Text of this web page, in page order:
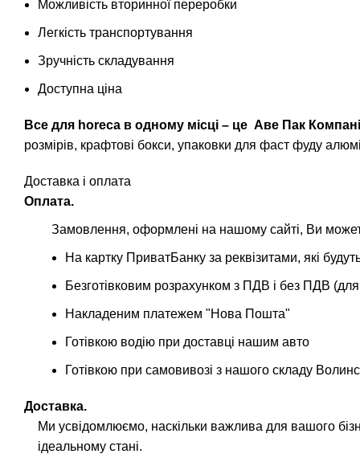
Можливість вторинної переробки
Легкість транспортування
Зручність складування
Доступна ціна
Все для horeca в одному місці – це Аве Пак Компані
розмірів, крафтові бокси, упаковки для фаст фуду
Доставка і оплата
Оплата.
Замовлення, оформлені на нашому сайті, Ви
На картку ПриватБанку за реквізитами, які
Безготівковим розрахунком з ПДВ і без ПДВ
Накладеним платежем "Нова Пошта"
Готівкою водію при доставці нашим авто
Готівкою при самовивозі з нашого складу
Доставка.
Ми усвідомлюємо, наскільки важлива для вашого
ідеальному стані.